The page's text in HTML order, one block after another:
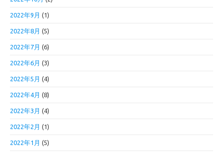
2022年9月 (1)
2022年8月 (5)
2022年7月 (6)
2022年6月 (3)
2022年5月 (4)
2022年4月 (8)
2022年3月 (4)
2022年2月 (1)
2022年1月 (5)